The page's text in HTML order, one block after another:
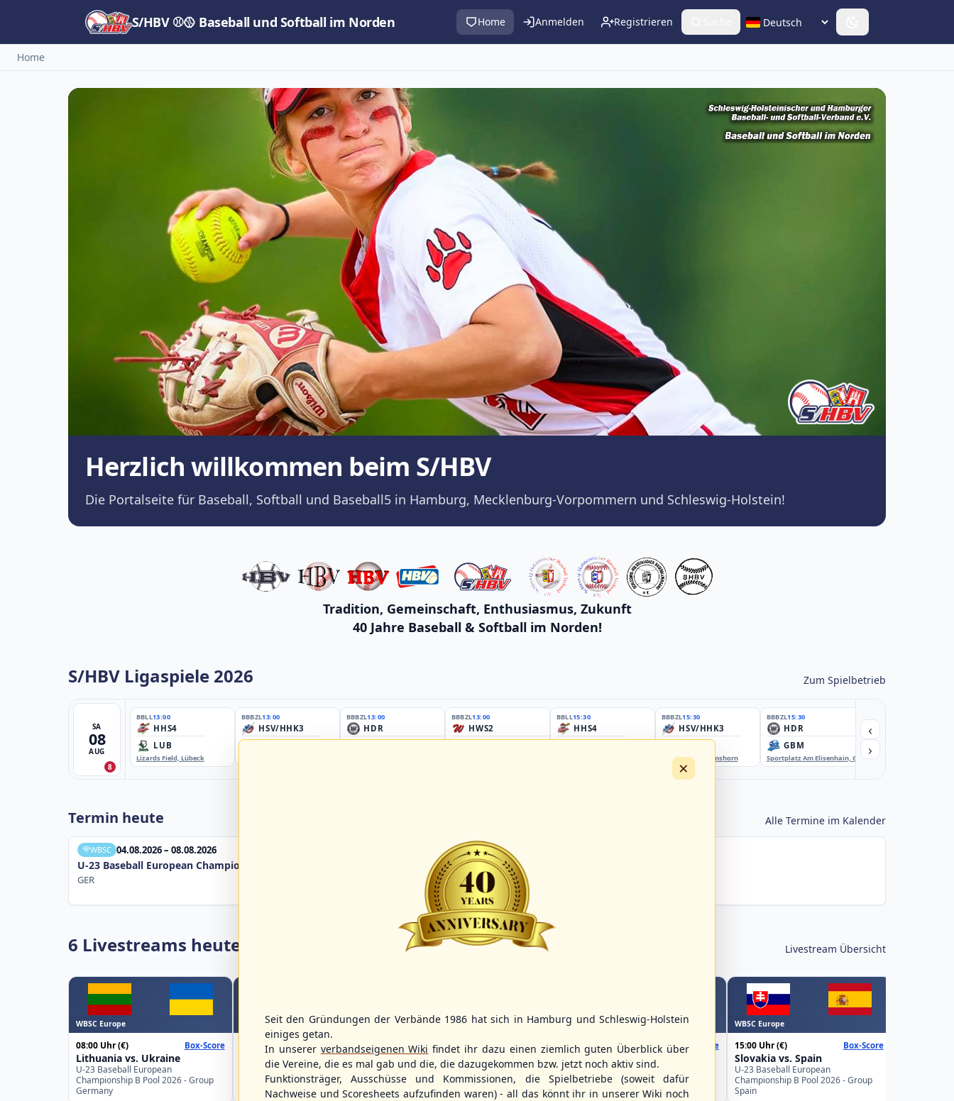
S/HBV ⚾🥎 Baseball und Softball im Norden Home Anmelden Registrieren Sprache wählen
Home
Herzlich willkommen beim S/HBV
Die Portalseite für Baseball, Softball und Baseball5 in Hamburg, Mecklenburg-Vorpommern und Schleswig-Holstein!
Tradition, Gemeinschaft, Enthusiasmus, Zukunft
40 Jahre Baseball & Softball im Norden!
S/HBV Ligaspiele 2026 Zum Spielbetrieb
SA
08
AUG
8
BBLL13:00
HHS4
LUB
Lizards Field, Lübeck
BBBZL13:00
HSV/HHK3
BBBZL13:00
HDR
BBBZL13:00
HWS2
BBLL15:30
HHS4
BBBZL15:30
HSV/HHK3
EBE-Ballpark, Elmshorn
BBBZL15:30
HDR
GBM
Sportplatz Am Elisenhain, Greifswald-Eldena
Förde Ballpark (Kilia-
‹
›
Termin heute Alle Termine im Kalender
WBSC 04.08.2026 – 08.08.2026
U-23 Baseball European Championship B Pool 2026 - Group Germany
GER
6 Livestreams heute Livestream Übersicht
WBSC Europe
08:00 Uhr(€) Box-Score
Lithuania vs. Ukraine
U-23 Baseball European
Championship B Pool 2026 - Group
Germany
WBSC Europe
08:00 Uhr(€) Box-Score
Croatia vs. Greece
U-23 Baseball European
Championship B Pool 2026 - Group
WBSC Europe
11:30 Uhr(€) Box-Score
Switzerland vs. Israel
U-23 Baseball European
Championship B Pool 2026 - Group
Spain
WBSC Europe
12:00 Uhr(€) Box-Score
Poland vs. Sweden
U-23 Baseball European
Championship B Pool 2026 - Group
Germany
WBSC Europe
15:00 Uhr(€) Box-Score
Slovakia vs. Spain
U-23 Baseball European
Championship B Pool 2026 - Group
Spain
×
Seit den Gründungen der Verbände 1986 hat sich in Hamburg und Schleswig-Holstein
einiges getan.
In unserer verbandseigenen Wiki findet ihr dazu einen ziemlich guten Überblick über
die Vereine, die es mal gab und die, die dazugekommen bzw. jetzt noch aktiv sind.
Funktionsträger, Ausschüsse und Kommissionen, die Spielbetriebe (soweit dafür
Nachweise und Scoresheets aufzufinden waren) - all das könnt ihr in unserer Wiki noch